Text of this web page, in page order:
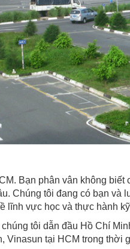
Bạn phân vân không
Chúng tôi đang có bạn và
lĩnh vực học và thực hành
tôi dẫn đầu Hồ Chí
Vinasun tại HCM trong thời